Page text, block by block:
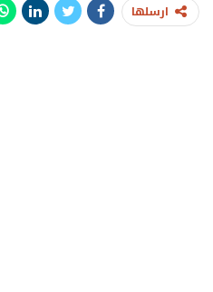
ارسلها